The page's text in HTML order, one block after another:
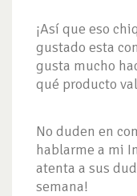
¡Así que eso
gustado esta
gusta mucho
qué producto
No duden en
hablarme a mi
atenta a sus
semana!